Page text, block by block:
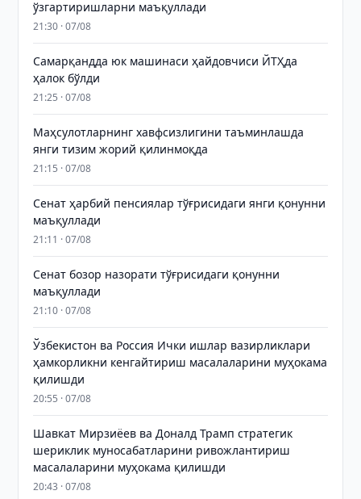
ўзгартиришларни маъқуллади
21:30 · 07/08
Самарқандда юк машинаси ҳайдовчиси ЙТҲда
ҳалок бўлди
21:25 · 07/08
Маҳсулотларнинг хавфсизлигини таъминлашда
янги тизим жорий қилинмоқда
21:15 · 07/08
Сенат ҳарбий пенсиялар тўғрисидаги янги қонунни
маъқуллади
21:11 · 07/08
Сенат бозор назорати тўғрисидаги қонунни
маъқуллади
21:10 · 07/08
Ўзбекистон ва Россия Ички ишлар вазирликлари
ҳамкорликни кенгайтириш масалаларини муҳокама
қилишди
20:55 · 07/08
Шавкат Мирзиёев ва Доналд Трамп стратегик
шериклик муносабатларини ривожлантириш
масалаларини муҳокама қилишди
20:43 · 07/08